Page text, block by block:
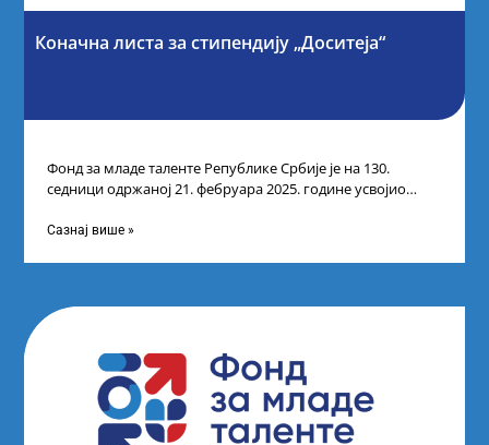
Коначна листа за стипендију „Доситеја“
Фонд за младе таленте Републике Србије је на 130.
седници одржаној 21. фебруара 2025. године усвојио
Сазнај више »